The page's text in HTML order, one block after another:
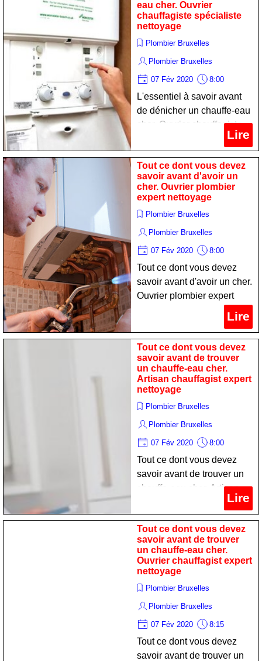
eau cher. Ouvrier
chauffagiste spécialiste
nettoyage
Plombier Bruxelles
Plombier Bruxelles
07 Fév 2020 8:00
L'essentiel à savoir avant
de dénicher un chauffe-eau
cher. Ouvrier chauffagiste
Lire
Tout ce dont vous devez
savoir avant d'avoir un
cher. Ouvrier plombier
expert nettoyage
Plombier Bruxelles
Plombier Bruxelles
07 Fév 2020 8:00
Tout ce dont vous devez
savoir avant d'avoir un cher.
Ouvrier plombier expert
Lire
Tout ce dont vous devez
savoir avant de trouver
un chauffe-eau cher.
Artisan chauffagist expert
nettoyage
Plombier Bruxelles
Plombier Bruxelles
07 Fév 2020 8:00
Tout ce dont vous devez
savoir avant de trouver un
chauffe-eau cher. Artisan
nettoyage
Lire
Tout ce dont vous devez
savoir avant de trouver
un chauffe-eau cher.
Ouvrier chauffagist expert
nettoyage
Plombier Bruxelles
Plombier Bruxelles
07 Fév 2020 8:15
Tout ce dont vous devez
savoir avant de trouver un